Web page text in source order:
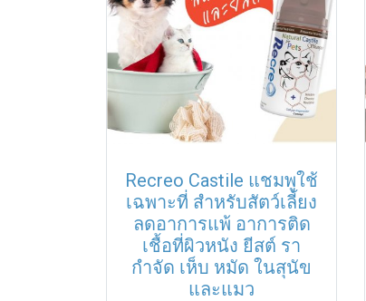
Recreo Castile แชมพูใช้
เฉพาะที่ สำหรับสัตว์เลี้ยง
ลดอาการแพ้ อาการติด
เชื้อที่ผิวหนัง ยีสต์ รา
กำจัด เห็บ หมัด ในสุนัข
และแมว